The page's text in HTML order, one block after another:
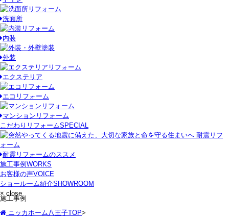
洗面所
内装
外装
エクステリア
エコリフォーム
マンションリフォーム
こだわりリフォームSPECIAL
耐震リフォームのススメ
施工事例 WORKS
お客様の声VOICE
ショールーム紹介SHOWROOM
× close
施工事例
ニッカホーム八王子TOP>